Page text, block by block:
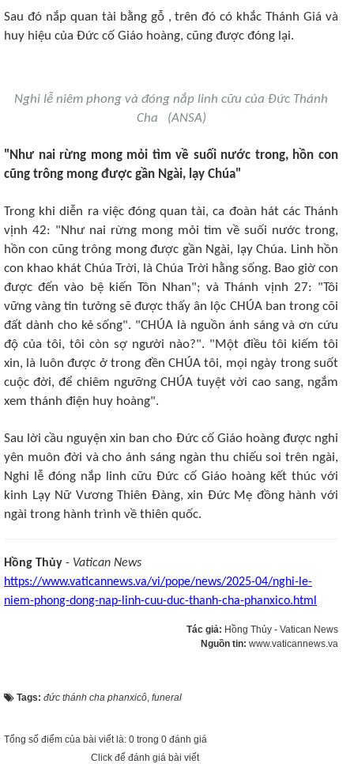
Sau đó nắp quan tài bằng gỗ , trên đó có khắc Thánh Giá và
huy hiệu của Đức cố Giáo hoàng, cũng được đóng lại.
Nghi lễ niêm phong và đóng nắp linh cữu của Đức Thánh
Cha (ANSA)
"Như nai rừng mong mỏi tìm về suối nước trong, hồn con
cũng trông mong được gần Ngài, lạy Chúa"
Trong khi diễn ra việc đóng quan tài, ca đoàn hát các Thánh
vịnh 42: "Như nai rừng mong mỏi tìm về suối nước trong,
hồn con cũng trông mong được gần Ngài, lạy Chúa. Linh hồn
con khao khát Chúa Trời, là Chúa Trời hằng sống. Bao giờ con
được đến vào bệ kiến Tôn Nhan"; và Thánh vịnh 27: "Tôi
vững vàng tin tưởng sẽ được thấy ân lộc CHÚA ban trong cõi
đất dành cho kẻ sống". "CHÚA là nguồn ánh sáng và ơn cứu
độ của tôi, tôi còn sợ người nào?". "Một điều tôi kiếm tôi
xin, là luôn được ở trong đền CHÚA tôi, mọi ngày trong suốt
cuộc đời, để chiêm ngưỡng CHÚA tuyệt vời cao sang, ngắm
xem thánh điện huy hoàng".
Sau lời cầu nguyện xin ban cho Đức cố Giáo hoàng được nghỉ
yên muôn đời và cho ánh sáng ngàn thu chiếu soi trên ngài,
Nghi lễ đóng nắp linh cữu Đức cố Giáo hoàng kết thúc với
kinh Lạy Nữ Vương Thiên Đàng, xin Đức Mẹ đồng hành với
ngài trong hành trình về thiên quốc.
Hồng Thủy - Vatican News
https://www.vaticannews.va/vi/pope/news/2025-04/nghi-le-
niem-phong-dong-nap-linh-cuu-duc-thanh-cha-phanxico.html
Tác giả: Hồng Thủy - Vatican News
Nguồn tin: www.vaticannews.va
Tags: đức thánh cha phanxicô, funeral
Tổng số điểm của bài viết là: 0 trong 0 đánh giá
Click để đánh giá bài viết